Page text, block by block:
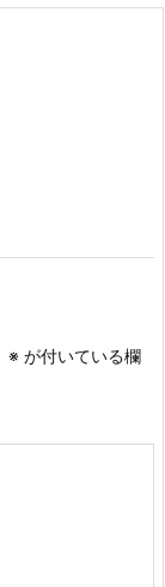
※ が付いている欄